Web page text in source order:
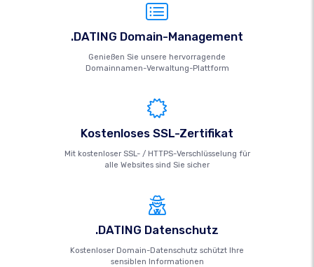
.DATING Domain-Management
Genießen Sie unsere hervorragende
Domainnamen-Verwaltung-Plattform
Kostenloses SSL-Zertifikat
Mit kostenloser SSL- / HTTPS-Verschlüsselung für
alle Websites sind Sie sicher
.DATING Datenschutz
Kostenloser Domain-Datenschutz schützt Ihre
sensiblen Informationen